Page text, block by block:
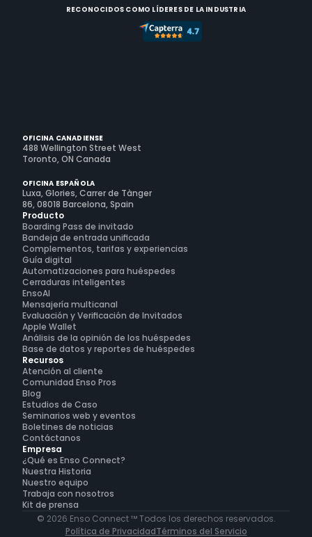
RECONOCIDOS COMO LÍDERES DE LA INDUSTRIA
OFICINA CANADIENSE
488 Wellington Street West
Toronto, ON Canada
OFICINA ESPAÑOLA
Luxa, Glories, Carrer de Tànger
86, 08018 Barcelona, Spain
Producto
Boarding Pass de invitado
Bandeja de entrada unificada
Complementos, tarifas y experiencias
Guía digital
Automatizaciones para huéspedes
Cerraduras inteligentes
EnsoAI
Mensajería multicanal
Evaluación y Verificación de Invitados
Apple Wallet
Análisis de la opinión de los huéspedes
Base de datos y reportes de huéspedes
Recursos
Atención al cliente
Comunidad Enso Pros
Blog
Estudios de Caso
Seminarios web y eventos
Boletines de noticias
Contáctanos
Empresa
¿Qué es Enso Connect?
Nuestra Historia
Nuestro equipo
Trabaja con nosotros
Kit de prensa
© 2026 Enso Connect ™ Todos los derechos reservados.
Política de PrivacidadTérminos del Servicio